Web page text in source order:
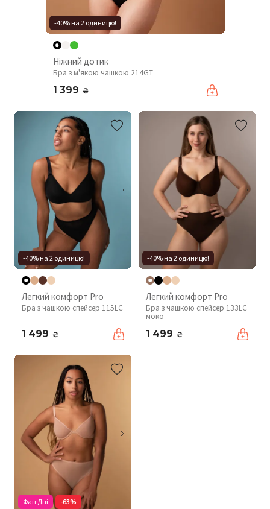
-40% на 2 одиницю!
Ніжний дотик
Бра з м'якою чашкою 214GT
1 399 ₴
-40% на 2 одиницю!
Легкий комфорт Pro
Бра з чашкою спейсер 115LC
1 499 ₴
-40% на 2 одиницю!
Легкий комфорт Pro
Бра з чашкою спейсер 133LC
моко
1 499 ₴
Фан Дні -63%